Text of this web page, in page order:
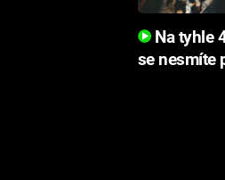
Na tyhle
se nesmíte